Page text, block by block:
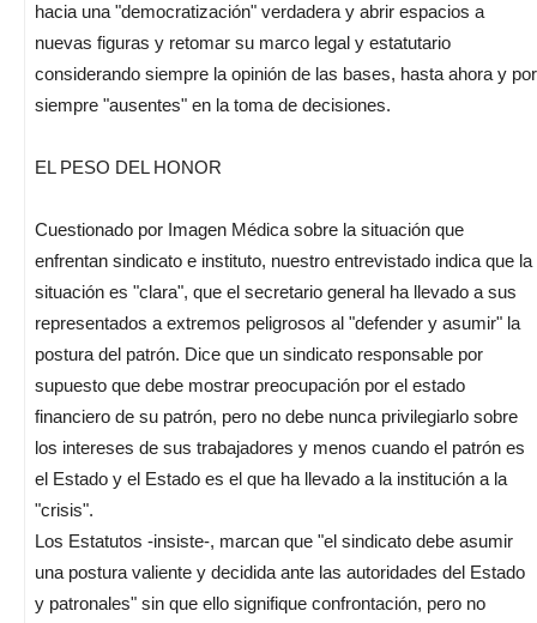
hacia una "democratización" verdadera y abrir espacios a
nuevas figuras y retomar su marco legal y estatutario
considerando siempre la opinión de las bases, hasta ahora y por
siempre "ausentes" en la toma de decisiones.
EL PESO DEL HONOR
Cuestionado por Imagen Médica sobre la situación que
enfrentan sindicato e instituto, nuestro entrevistado indica que la
situación es "clara", que el secretario general ha llevado a sus
representados a extremos peligrosos al "defender y asumir" la
postura del patrón. Dice que un sindicato responsable por
supuesto que debe mostrar preocupación por el estado
financiero de su patrón, pero no debe nunca privilegiarlo sobre
los intereses de sus trabajadores y menos cuando el patrón es
el Estado y el Estado es el que ha llevado a la institución a la
"crisis".
Los Estatutos -insiste-, marcan que "el sindicato debe asumir
una postura valiente y decidida ante las autoridades del Estado
y patronales" sin que ello signifique confrontación, pero no